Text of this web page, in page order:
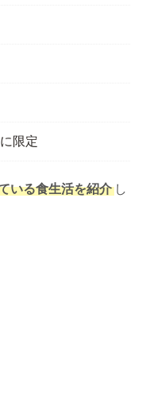
限定
いる食生活を紹介 し